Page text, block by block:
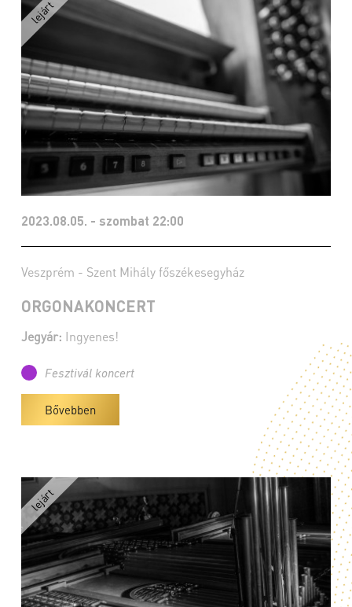
2023.08.05. - szombat 22:00
Veszprém - Szent Mihály főszékesegyház
ORGONAKONCERT
Jegyár: Ingyenes!
Fesztivál koncert
Bővebben